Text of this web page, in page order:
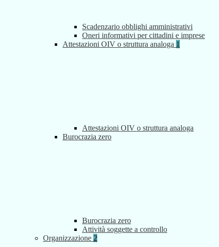
Scadenzario obblighi amministrativi
Oneri informativi per cittadini e imprese
Attestazioni OIV o struttura analoga 1
Attestazioni OIV o struttura analoga
Burocrazia zero
Burocrazia zero
Attività soggette a controllo
Organizzazione 2